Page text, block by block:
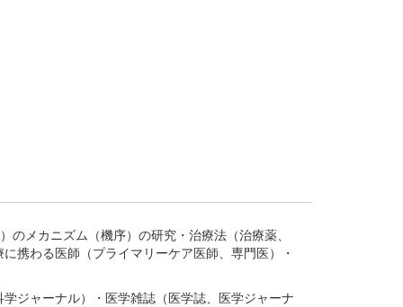
メカニズム（機序）の研究・治療法（治療薬、
携わる医師（プライマリーケア医師、専門医）・
ジャーナル）・医学雑誌（医学誌、医学ジャーナ